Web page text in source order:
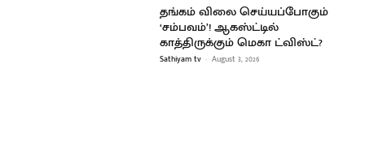
தங்கம் விலை செய்யப்போகும்
‘சம்பவம்’! ஆகஸ்ட்டில்
காத்திருக்கும் மெகா ட்விஸ்ட்?
Sathiyam tv - August 3, 2026